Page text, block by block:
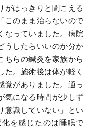
がはっきりと聞こえる
このまま治らないので
なっていました。病院
うしたらいいのか分か
ちらの鍼灸を家族から
。施術後は体が軽く
覚がありました。通っ
気になる時間が少しず
意識していない」とい
を感じたのは睡眠で